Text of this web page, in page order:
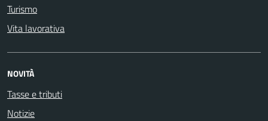
Turismo
Vita lavorativa
NOVITÀ
Tasse e tributi
Notizie